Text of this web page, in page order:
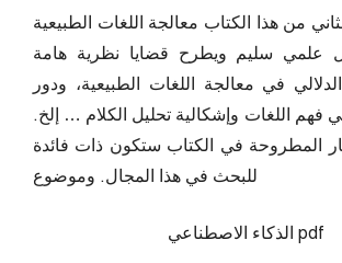
من هذا الكتاب معالجة اللغات الطبيعية
علمي سليم ويطرح قضايا نظرية هامة
في معالجة اللغات الطبيعية، ودور
فهم اللغات وإشكالية تحليل الكلام … إلخ.
المطروحة في الكتاب ستكون ذات فائدة
للبحث في هذا المجال. وموضوع
الذكاء الاصطناعي pdf